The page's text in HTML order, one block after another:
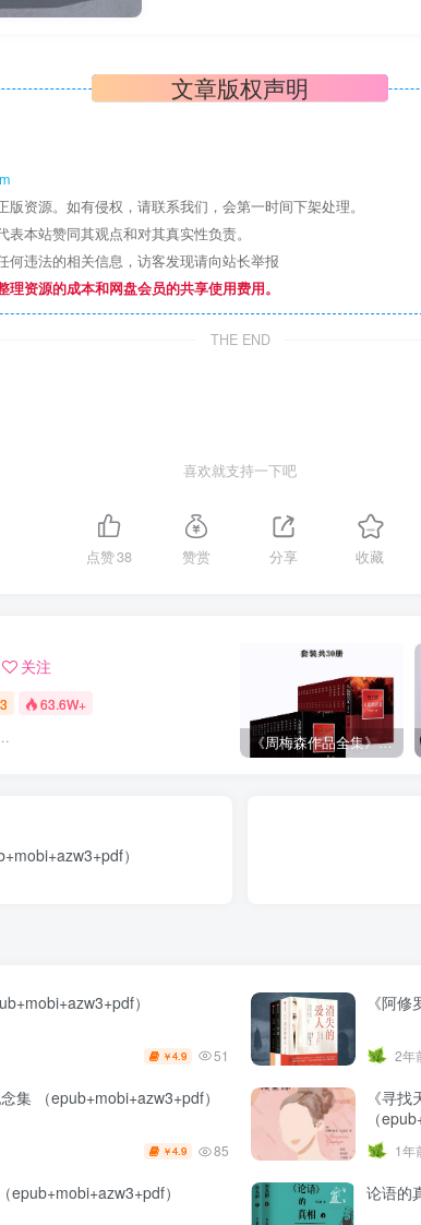
文章版权声明
资源。如有侵权，请联系我们，会第一时间下架处理。
本站赞同其观点和对其真实性负责。
何违法的相关信息，访客发现请向站长举报
资源的成本和网盘会员的共享使用费用。
THE END
喜欢就支持一下吧
点赞38 赞赏 分享 收藏
关注
3 63.6W+
《周梅森作品全集》[共30册]
）
）
￥4.9 51
《阿
2年
集 （epub+mobi+azw3+pdf）
￥4.9 85
《寻
（
1年
epub+mobi+azw3+pdf） 论语的